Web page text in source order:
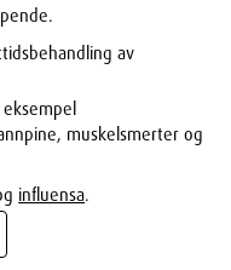
av
muskelsmerter og
influensa.